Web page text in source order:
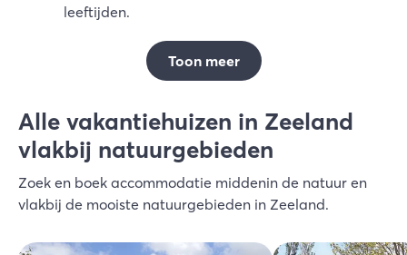
leeftijden.
Toon meer
Alle vakantiehuizen in Zeeland
vlakbij natuurgebieden
Zoek en boek accommodatie middenin de natuur en
vlakbij de mooiste natuurgebieden in Zeeland.